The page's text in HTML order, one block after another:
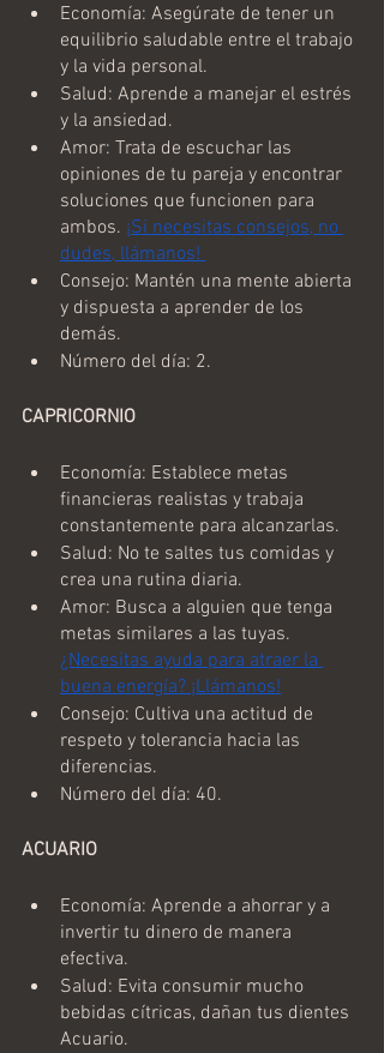
Economía: Asegúrate de tener un
equilibrio saludable entre el trabajo
y la vida personal.
Salud: Aprende a manejar el estrés
y la ansiedad.
Amor: Trata de escuchar las
opiniones de tu pareja y encontrar
soluciones que funcionen para
ambos. ¡Si necesitas consejos, no
dudes, llámanos!
Consejo: Mantén una mente abierta
y dispuesta a aprender de los
demás.
Número del día: 2.
CAPRICORNIO
Economía: Establece metas
financieras realistas y trabaja
constantemente para alcanzarlas.
Salud: No te saltes tus comidas y
crea una rutina diaria.
Amor: Busca a alguien que tenga
metas similares a las tuyas.
¿Necesitas ayuda para atraer la
buena energía? ¡Llámanos!
Consejo: Cultiva una actitud de
respeto y tolerancia hacia las
diferencias.
Número del día: 40.
ACUARIO
Economía: Aprende a ahorrar y a
invertir tu dinero de manera
efectiva.
Salud: Evita consumir mucho
bebidas cítricas, dañan tus dientes
Acuario.